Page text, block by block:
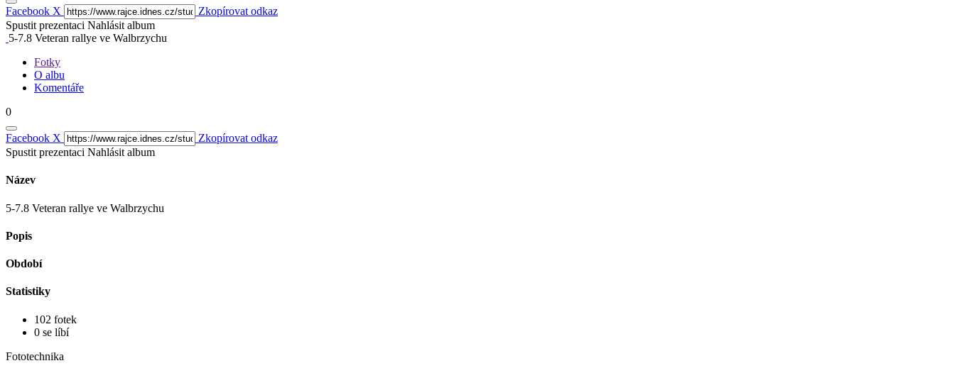
Facebook X
Zkopírovat odkaz
Spustit prezentaci Nahlásit album
5-7.8 Veteran rallye ve Walbrzychu
Fotky
O albu
Komentáře
0
Facebook X
Zkopírovat odkaz
Spustit prezentaci Nahlásit album
Název
5-7.8 Veteran rallye ve Walbrzychu
Popis
Období
Statistiky
102 fotek
0 se líbí
Fototechnika